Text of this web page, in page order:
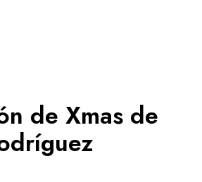
de Xmas de